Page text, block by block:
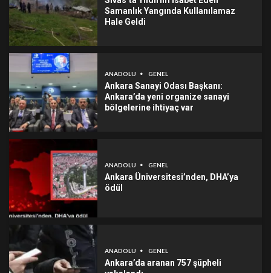
Samanlık Yangında Kullanılamaz
Hale Geldi
ANADOLU GENEL
Ankara Sanayi Odası Başkanı:
Ankara’da yeni organize sanayi
bölgelerine ihtiyaç var
ANADOLU GENEL
Ankara Üniversitesi’nden, DHA’ya
ödül
ANADOLU GENEL
Ankara’da aranan 757 şüpheli